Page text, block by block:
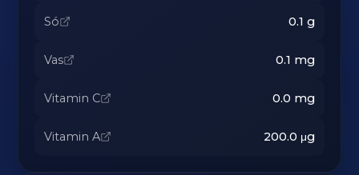
Só 0.1 g
Vas 0.1 mg
Vitamin C 0.0 mg
Vitamin A 200.0 μg